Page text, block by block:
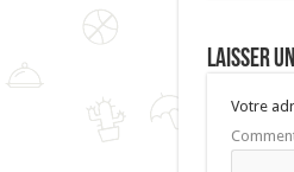
Laisser
Votre